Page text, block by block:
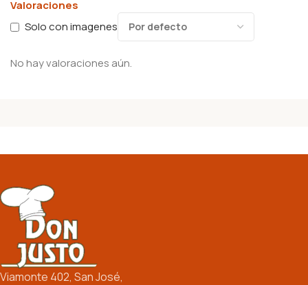
Valoraciones
Solo con imagenes
No hay valoraciones aún.
Viamonte 402, San José,